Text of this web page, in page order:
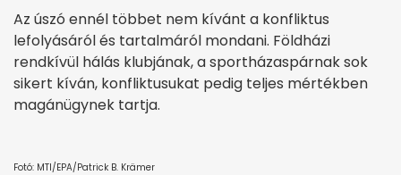
Az úszó ennél többet nem kívánt a konfliktus
lefolyásáról és tartalmáról mondani. Földházi
rendkívül hálás klubjának, a sportházaspárnak sok
sikert kíván, konfliktusukat pedig teljes mértékben
magánügynek tartja.
Fotó: MTI/EPA/Patrick B. Krämer